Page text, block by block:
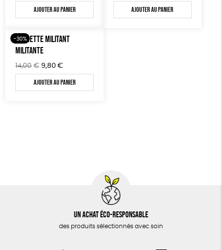
DONS
TOUT
Ajouter au panier Ajouter au panier
-30%
POCHETTE MILITANT
MILITANTE
14,00 € Le
prix
initial
9,80 €Le
prix
actuel
Ajouter au panier
Un achat éco-responsable
des produits sélectionnés avec soin